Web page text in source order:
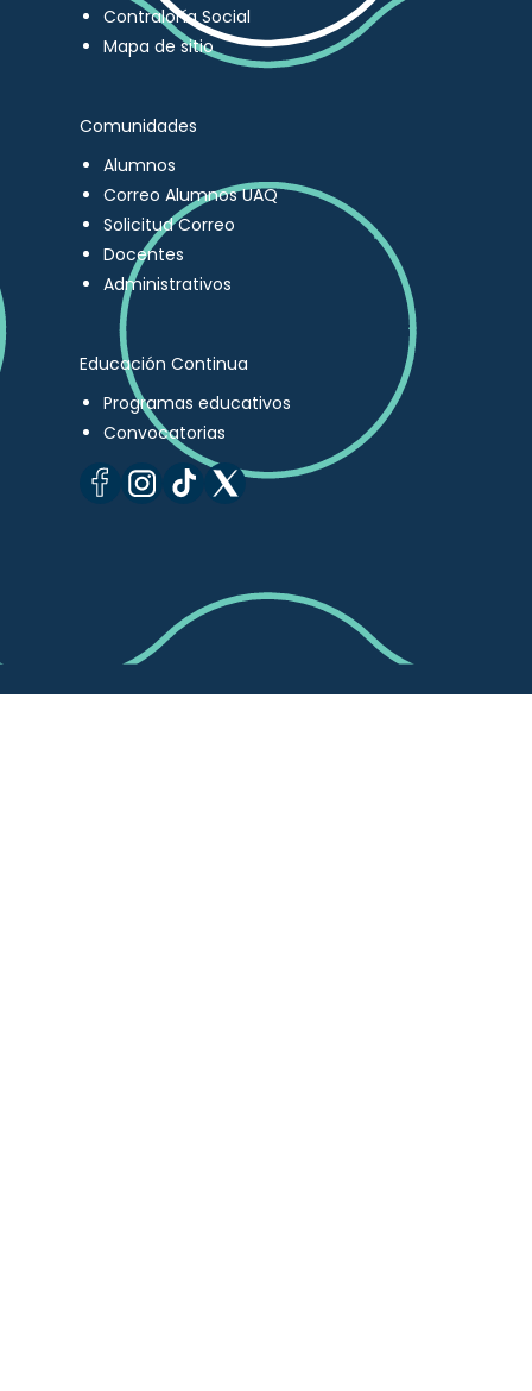
Contraloría Social
Mapa de sitio
Comunidades
Alumnos
Correo Alumnos UAQ
Solicitud Correo
Docentes
Administrativos
Educación Continua
Programas educativos
Convocatorias